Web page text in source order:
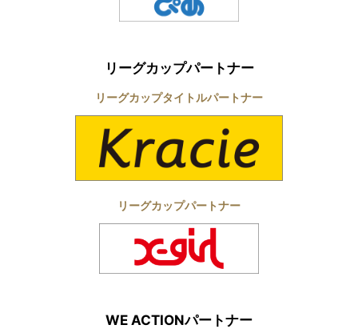
リーグカップパートナー
リーグカップタイトルパートナー
リーグカップパートナー
WE ACTIONパートナー